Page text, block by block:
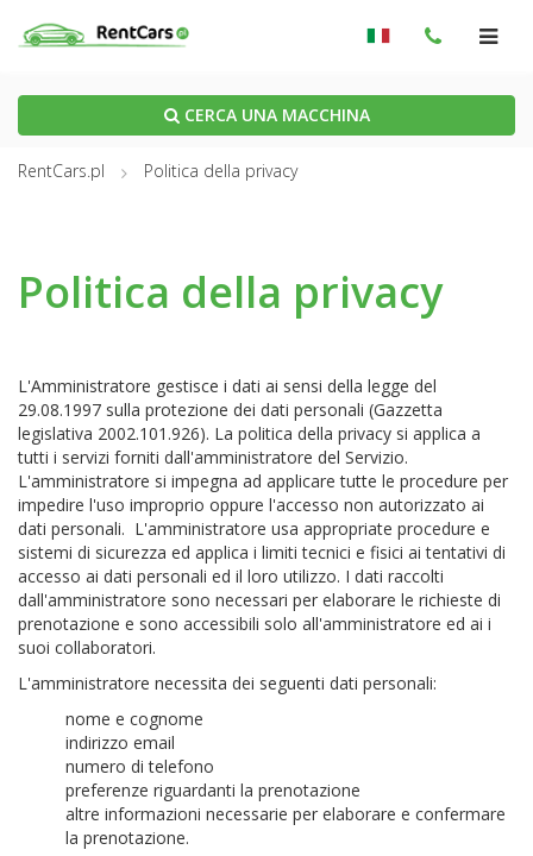
CERCA UNA MACCHINA
RentCars.pl Politica della privacy
Politica della privacy
L'Amministratore gestisce i dati ai sensi della legge del
29.08.1997 sulla protezione dei dati personali (Gazzetta
legislativa 2002.101.926). La politica della privacy si applica a
tutti i servizi forniti dall'amministratore del Servizio.
L'amministratore si impegna ad applicare tutte le procedure per
impedire l'uso improprio oppure l'accesso non autorizzato ai
dati personali. L'amministratore usa appropriate procedure e
sistemi di sicurezza ed applica i limiti tecnici e fisici ai tentativi di
accesso ai dati personali ed il loro utilizzo. I dati raccolti
dall'amministratore sono necessari per elaborare le richieste di
prenotazione e sono accessibili solo all'amministratore ed ai i
suoi collaboratori.
L'amministratore necessita dei seguenti dati personali:
nome e cognome
indirizzo email
numero di telefono
preferenze riguardanti la prenotazione
altre informazioni necessarie per elaborare e confermare
la prenotazione.